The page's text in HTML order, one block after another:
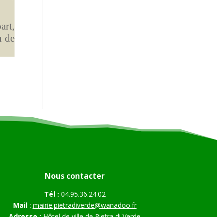
de
Nous contacter
Tél : 04.95.36.24.02
Mail: mairie.pietradiverde@wanadoo.fr